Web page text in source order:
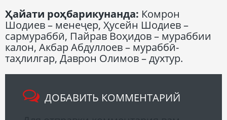
Ҳайати роҳбарикунанда: Комрон
Шодиев – менеҷер, Ҳусейн Шодиев –
сармураббӣ, Пайрав Воҳидов – мураббии
калон, Акбар Абдуллоев – мураббӣ-
таҳлилгар, Даврон Олимов – духтур.
ДОБАВИТЬ КОММЕНТАРИЙ